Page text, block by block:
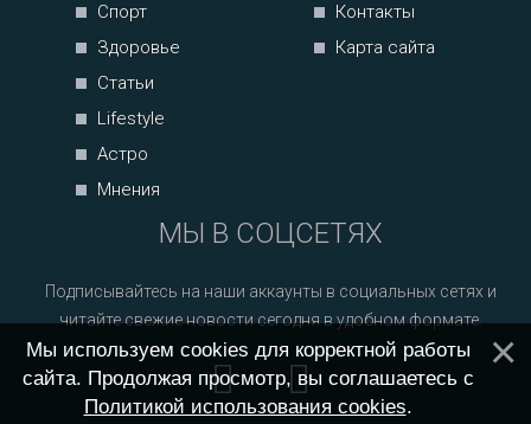
Спорт
Здоровье
Статьи
Lifestyle
Астро
Мнения
Контакты
Карта сайта
МЫ В СОЦСЕТЯХ
Подписывайтесь на наши аккаунты в социальных сетях и
читайте свежие новости сегодня в удобном формате.
Мы используем cookies для корректной работы
сайта. Продолжая просмотр, вы соглашаетесь с
Политикой использования cookies.